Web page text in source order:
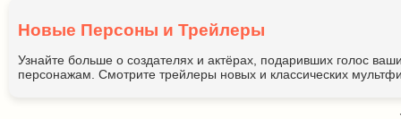
Новые Персоны и Трейлеры
Узнайте больше о создателях и актёрах, подаривших голос
персонажам. Смотрите трейлеры новых и классических